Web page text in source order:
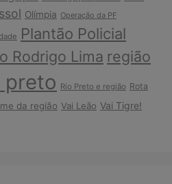
Olímpia Operação da PF
Plantão Policial
Rodrigo Lima região
preto Rio Preto e região Rota
da região Vai Leão Vai Tigre!